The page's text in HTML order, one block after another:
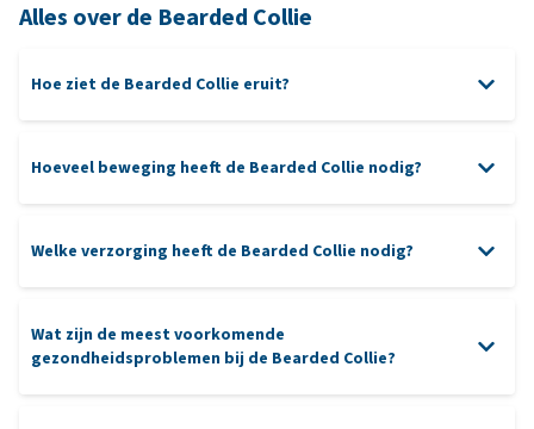
Alles over de Bearded Collie
Hoe ziet de Bearded Collie eruit?
Hoeveel beweging heeft de Bearded Collie nodig?
Welke verzorging heeft de Bearded Collie nodig?
borstelen
Wat zijn de meest voorkomende
gezondheidsproblemen bij de Bearded Collie?